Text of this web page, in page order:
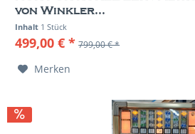
von Winkler...
Inhalt 1 Stück
499,00 € * 799,00 € *
Merken